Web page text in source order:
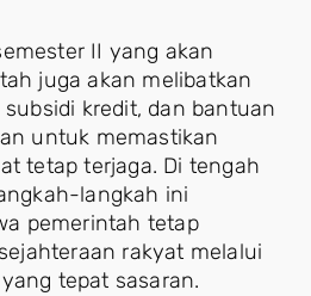
II yang akan
juga akan melibatkan
kredit, dan bantuan
untuk memastikan
tetap terjaga. Di tengah
langkah ini
pemerintah tetap
rakyat melalui
tepat sasaran.